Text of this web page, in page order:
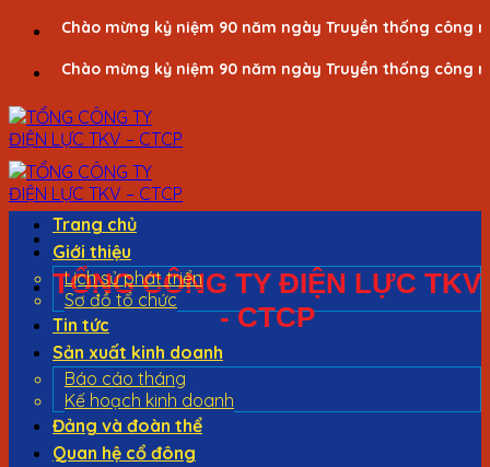
Chào mừng kỷ niệm 90 năm ngày Truyền thống công
Chào mừng kỷ niệm 90 năm ngày Truyền thống công
TỔNG CÔNG TY ĐIỆN LỰC TKV
- CTCP
VINACOMIN - POWER HOLDING CORPORATION
Trang chủ
Giới thiệu
Lịch sử phát triển
Sơ đồ tổ chức
Tin tức
Sản xuất kinh doanh
Báo cáo tháng
Kế hoạch kinh doanh
Đảng và đoàn thể
Quan hệ cổ đông